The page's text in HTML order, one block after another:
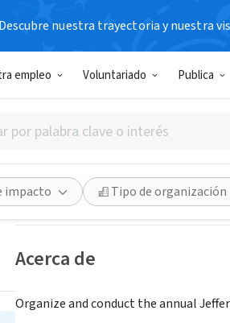
Descubre nuestra trayectoria y nuestra
empleo Voluntariado Publica
impacto Tipo de organización
Jeffco Fair, Inc.
Golden, CO| www.jeffcofairinc.org
Guardar Compartir
Acerca de
Organize and conduct the annual